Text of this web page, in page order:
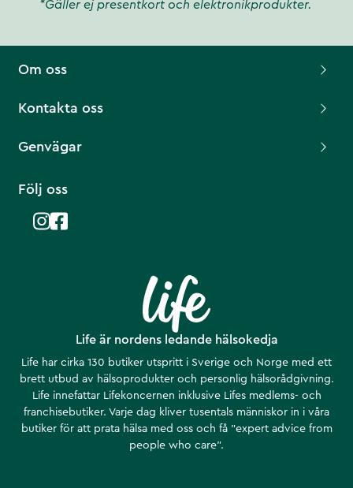
*Gäller ej presentkort och elektronikprodukter.
Life är nordens ledande hälsokedja
Life har cirka 130 butiker utspritt i Sverige och Norge med ett
brett utbud av hälsoprodukter och personlig hälsorådgivning.
Life innefattar Lifekoncernen inklusive Lifes medlems- och
franchisebutiker. Varje dag kliver tusentals människor in i våra
butiker för att prata hälsa med oss och få ”expert advice from
people who care”.
Om oss
Kontakta oss
Genvägar
Följ oss